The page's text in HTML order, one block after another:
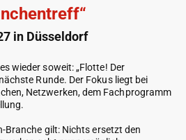
in Düsseldorf
wieder soweit: „Flotte! Der
Runde. Der Fokus liegt bei
Netzwerken, dem Fachprogramm
Branche gilt: Nichts ersetzt den